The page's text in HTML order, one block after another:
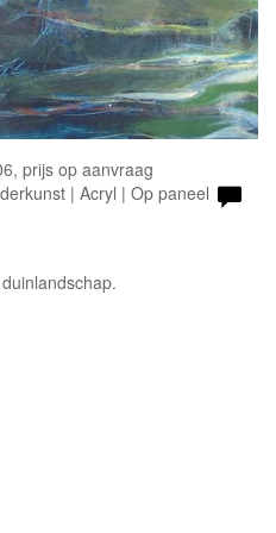
prijs op aanvraag
| Acryl | Op paneel